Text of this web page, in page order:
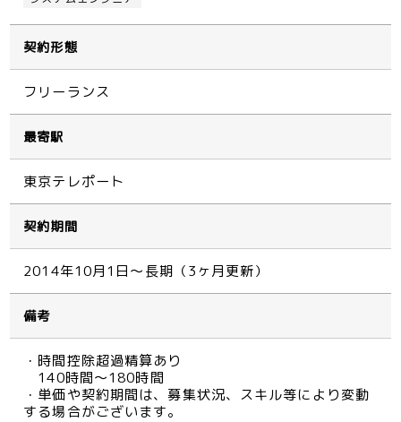
契約形態
フリーランス
最寄駅
東京テレポート
契約期間
2014年10月1日～長期（3ヶ月更新）
備考
・時間控除超過精算あり
140時間～180時間
・単価や契約期間は、募集状況、スキル等により変動
する場合がございます。